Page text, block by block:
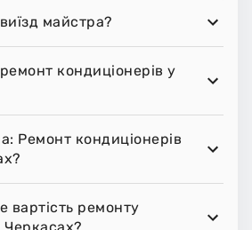
майстра?
кондиціонерів у
Ремонт кондиціонерів
вартість ремонту